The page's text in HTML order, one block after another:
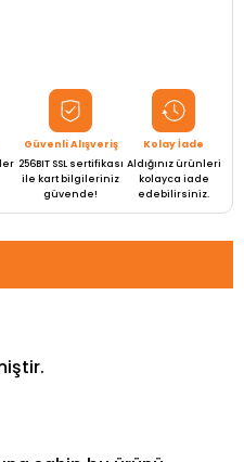
Güvenli Alışveriş
256BIT SSL sertifikası
ile kart bilgileriniz
güvende!
Kolay İade
Aldığınız ürünleri
kolayca iade
edebilirsiniz.